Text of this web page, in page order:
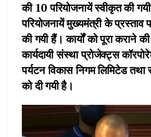
की 10 परियोजनायें स्वीकृत की
परियोजनायें मुख्यमंत्री के प्रस्ताव
की गयी हैं। कार्यों को पूरा कराने की
कार्यदायी संस्था प्रोजेक्ट्स
पर्यटन विकास निगम लिमिटेड तथा
को दी गयी है।